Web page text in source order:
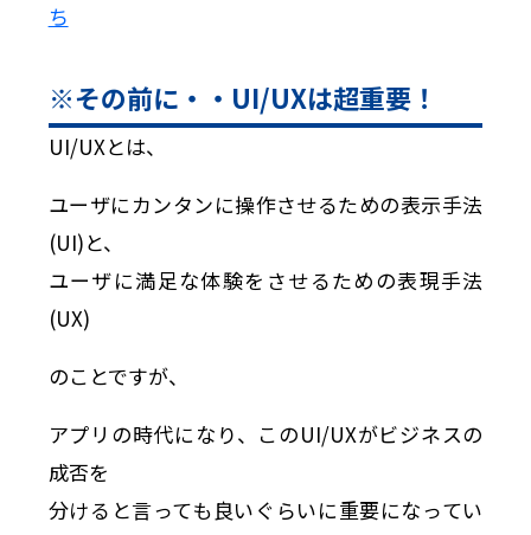
ち
※その前に・・UI/UXは超重要！
UI/UXとは、
ユーザにカンタンに操作させるための表示手法
(UI)と、
ユーザに満足な体験をさせるための表現手法
(UX)
のことですが、
アプリの時代になり、このUI/UXがビジネスの
成否を
分けると言っても良いぐらいに重要になってい